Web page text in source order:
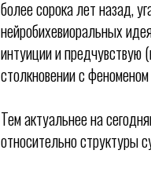
более сорока лет назад,
нейробихевиоральных
интуиции и предчувствую
столкновении с
Тем актуальнее на
относительно структуры